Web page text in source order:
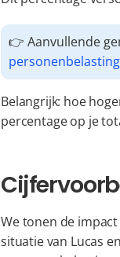
personenbelasting
Belangrijk: hoe
percentage op je
We tonen de
situatie van Lucas